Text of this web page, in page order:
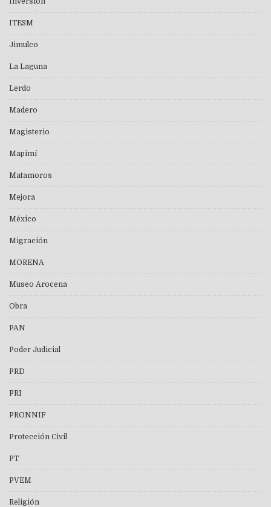
ITESM
Jimulco
La Laguna
Lerdo
Madero
Magisterio
Mapimí
Matamoros
Mejora
México
Migración
MORENA
Museo Arocena
Obra
PAN
Poder Judicial
PRD
PRI
PRONNIF
Protección Civil
PT
PVEM
Religión